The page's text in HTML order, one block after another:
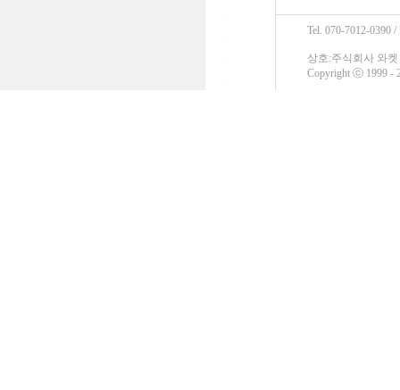
Tel. 070-7012-0390
상호:주식회사 와켓
Copyright ⓒ 1999 -